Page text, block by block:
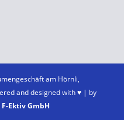
am Hörnli,
and designed with ♥ | by
F-Ektiv GmbH